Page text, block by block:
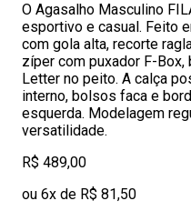
O Agasalho Masculino
esportivo e casual. Feito
com gola alta, recorte
zíper com puxador F-
Letter no peito. A calça
interno, bolsos faca e
esquerda. Modelagem
versatilidade.
R$ 489,00
ou 6x de R$ 81,50